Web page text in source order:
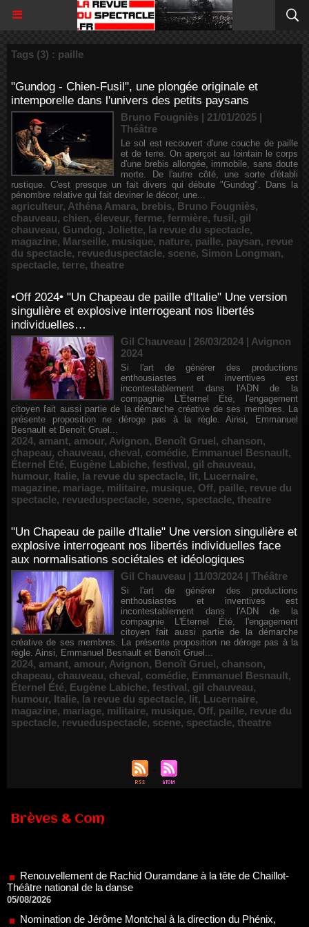
Tags (3) : paille
"Gundog - Chien-Fusil", une plongée originale et
intemporelle dans l'univers des petits paysans
Bruno Fougniès | 21/01/2025 |
Théâtre
Le sol est recouvert d'une couche de paille
et de terre. On aperçoit au lointain le corps
d'une brebis allongée, immobile, sans doute
morte. De l'autre côté, une sorte d'établi
rustique. C'est presque un fait divers qui débute "Gundog". Dans la
pénombre relative qui fait deviner le décor, une...
agriculteur, Athéna Amara, brebis, Bruno Fougniès,
chauveau, chien, éleveur, ferme, fermière, fusil, gil
chauveau, Gundog, Joliette, la revue du spectacle,
magazine, Marseille, musique, nature, paille, paysan, revue
du spectacle, revueduspectacle, scene, Simon Longman,
spectacle, terre, theatre
•Off 2024• "Un Chapeau de paille d'Italie" Une version
singulière et explosive interrogeant nos libertés
individuelles…
Gil Chauveau | 26/03/2024 | Avignon
2024
Si l'art de générer des productions
enthousiastes et inventives est
incontestablement dans l'ADN de la
compagnie L'Éternel Été, l'engagement
citoyen fait aussi partie de la démarche créative de ses membres. La
présente proposition ne déroge pas à la règle. Ainsi, Emmanuel
Besnault et Benoît Gruel...
2024, amant, amour, Avignon, Benoît Gruel, chanson,
chapeau, chauveau, cheval, comédie, Emmanuel Besnault,
Éternel Été, Eugène Labiche, festival, gil chauveau,
humour, Italie, la revue du spectacle, lit, Lucernaire,
magazine, mariage, militaire, musique, Off, paille, revue du
spectacle, revueduspectacle, scene, spectacle, theatre
"Un Chapeau de paille d'Italie" Une version singulière et
explosive interrogeant nos libertés individuelles face
aux normalisations sociétales et idéologiques
Gil Chauveau | 11/03/2024 | Théâtre
Si l'art de générer des productions
enthousiastes et inventives est
incontestablement dans l'ADN de la
compagnie L'Éternel Été, l'engagement
citoyen fait aussi partie de la démarche
créative de ses membres. La présente proposition ne déroge pas à la
règle. Ainsi, Emmanuel Besnault et Benoît Gruel...
2024, amant, amour, Avignon, Benoît Gruel, chanson,
chapeau, chauveau, cheval, comédie, Emmanuel Besnault,
Éternel Été, Eugène Labiche, festival, gil chauveau,
humour, Italie, la revue du spectacle, lit, Lucernaire,
magazine, mariage, militaire, musique, Off, paille, revue du
spectacle, revueduspectacle, scene, spectacle, theatre
Brèves & Com
05/08/2026
Nomination de Jérôme Montchal à la direction du Phénix,
Scène nationale de Valenciennes Métropole
22/07/2026